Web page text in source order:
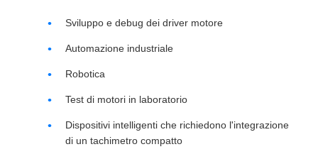
Sviluppo e debug dei driver motore
Automazione industriale
Robotica
Test di motori in laboratorio
Dispositivi intelligenti che richiedono l'integrazione
di un tachimetro compatto